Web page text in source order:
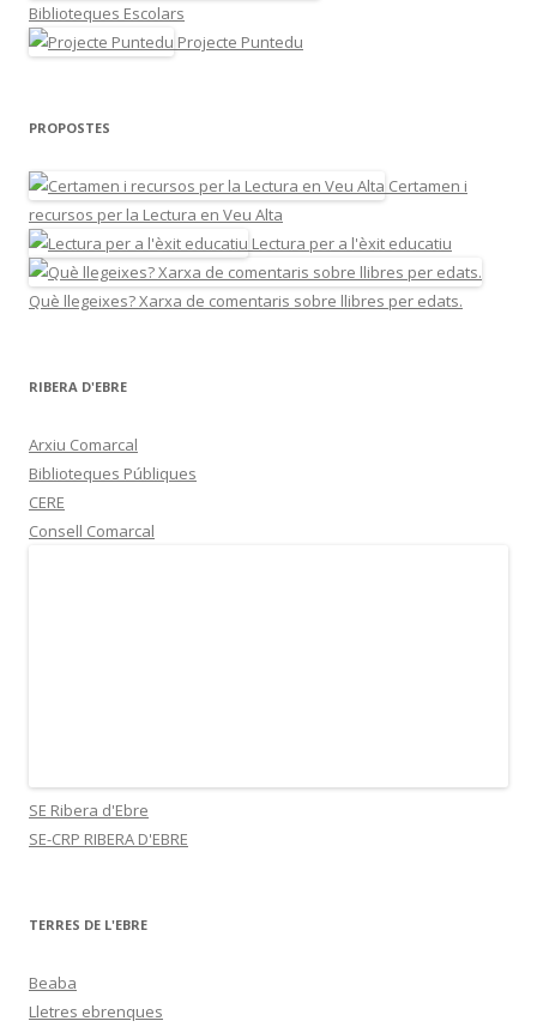
Biblioteques Escolars
Projecte Puntedu
PROPOSTES
Certamen i
recursos per la Lectura en Veu Alta
Lectura per a l'èxit educatiu
Què llegeixes? Xarxa de comentaris sobre llibres per edats.
RIBERA D'EBRE
Arxiu Comarcal
Biblioteques Públiques
CERE
Consell Comarcal
SE Ribera d'Ebre
SE-CRP RIBERA D'EBRE
TERRES DE L'EBRE
Beaba
Lletres ebrenques